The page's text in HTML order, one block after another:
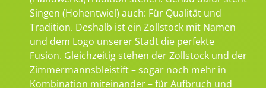
Singen (Hohentwiel) auch: Für Qualität und
Tradition. Deshalb ist ein Zollstock mit Namen
und dem Logo unserer Stadt die perfekte
Fusion. Gleichzeitig stehen der Zollstock und der
Zimmermannsbleistift – sogar noch mehr in
Kombination miteinander – für Aufbruch und